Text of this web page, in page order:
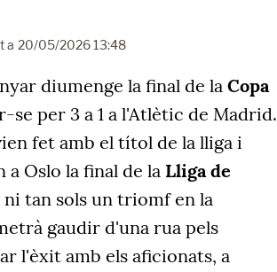
a 20/05/2026 13:48
diumenge la final de la Copa
se per 3 a 1 a l'Atlètic de Madrid.
fet amb el títol de la lliga i
Oslo la final de la Lliga de
ni tan sols un triomf en la
gaudir d'una rua pels
l'èxit amb els aficionats, a